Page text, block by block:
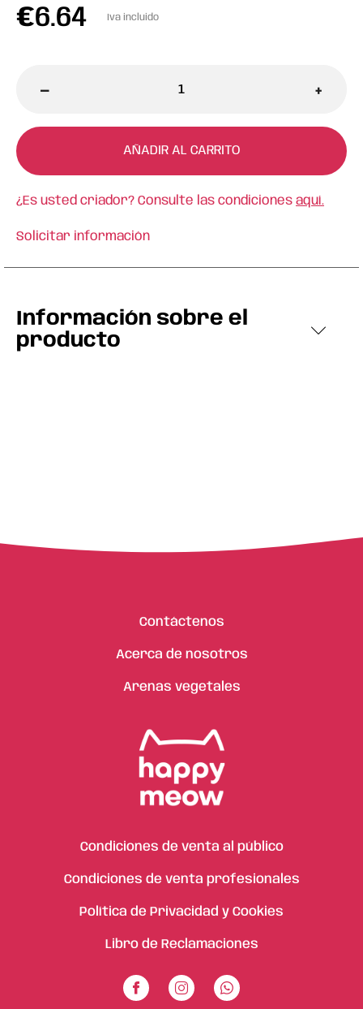
€6.64 Iva incluido
- +
AÑADIR AL CARRITO
¿Es usted criador? Consulte las condiciones aquí.
Solicitar información
Información sobre el
producto
Contáctenos
Acerca de nosotros
Arenas vegetales
Condiciones de venta al público
Condiciones de venta profesionales
Política de Privacidad y Cookies
Libro de Reclamaciones